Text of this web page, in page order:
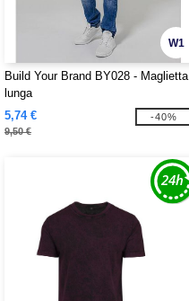
W1
Build Your Brand BY028 - Maglietta
lunga
5,74 €
9,50 €
-40%